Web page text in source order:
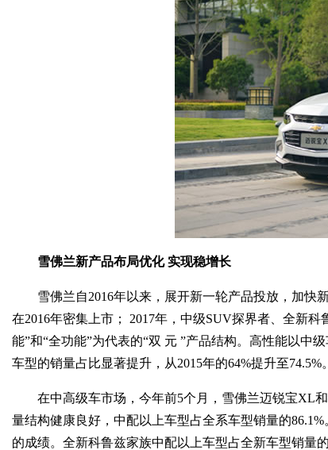
雪佛兰新产品布局优化 实现稳增长
雪佛兰自2016年以来，展开新一轮产品投放，加快
在2016年密集上市； 2017年，中级SUV探界者、全新
能”和“全功能”为代表的“双 元 ”产品结构。高性能以中
车型的销量占比显著提升，从2015年的64%提升至74.5%。
在中高级车市场，今年前5个月，雪佛兰迈锐宝XL和
量结构健康良好，中配以上车型占全系车型销量的
的成绩。全新科鲁兹家族中配以上车型占全新车型销量